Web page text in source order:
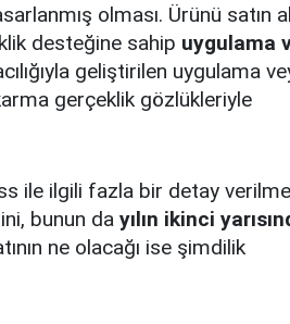
olması. Ürünü satın
desteğine sahip uygulama
geliştirilen uygulama
gerçeklik gözlükleriyle
ile ilgili fazla bir detay
bunun da yılın ikinci
ne olacağı ise şimdilik